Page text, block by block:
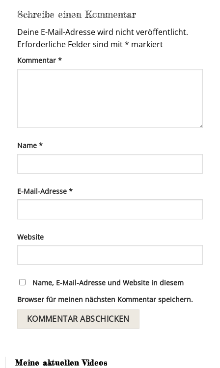
Schreibe einen Kommentar
Deine E-Mail-Adresse wird nicht veröffentlicht.
Erforderliche Felder sind mit* markiert
Kommentar *
Name *
E-Mail-Adresse *
Website
Name, E-Mail-Adresse und Website in diesem
Browser für meinen nächsten Kommentar speichern.
Meine aktuellen Videos